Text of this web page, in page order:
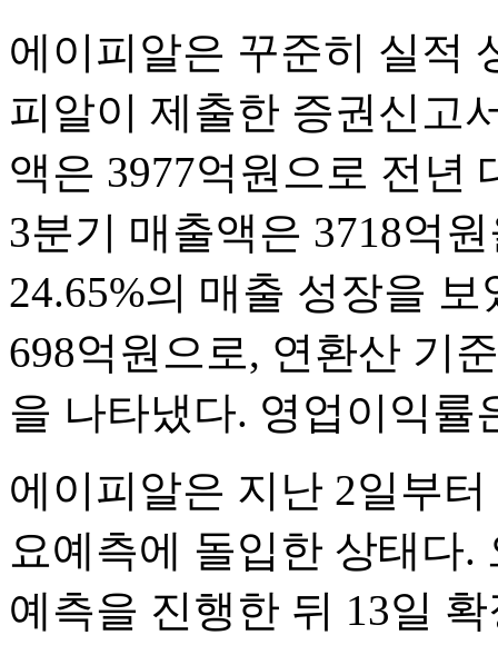
에이피알은 꾸준히 실적
피알이 제출한 증권신고
액은 3977억원으로 전년
3분기 매출액은 3718억
24.65%의 매출 성장을
698억원으로, 연환산 기
을 나타냈다. 영업이익률
에이피알은 지난 2일부
요예측에 돌입한 상태다.
예측을 진행한 뒤 13일